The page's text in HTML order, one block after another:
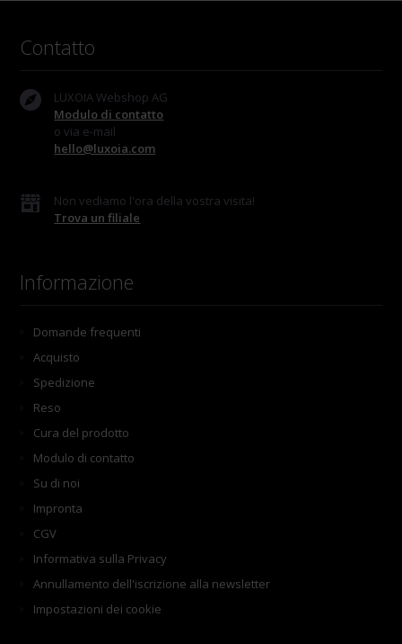
Contatto
LUXOIA Webshop AG
Modulo di contatto
o via e-mail
hello@luxoia.com
Non vediamo l'ora della vostra visita!
Trova un filiale
Informazione
Domande frequenti
Acquisto
Spedizione
Reso
Cura del prodotto
Modulo di contatto
Su di noi
Impronta
CGV
Informativa sulla Privacy
Annullamento dell'iscrizione alla newsletter
Impostazioni dei cookie